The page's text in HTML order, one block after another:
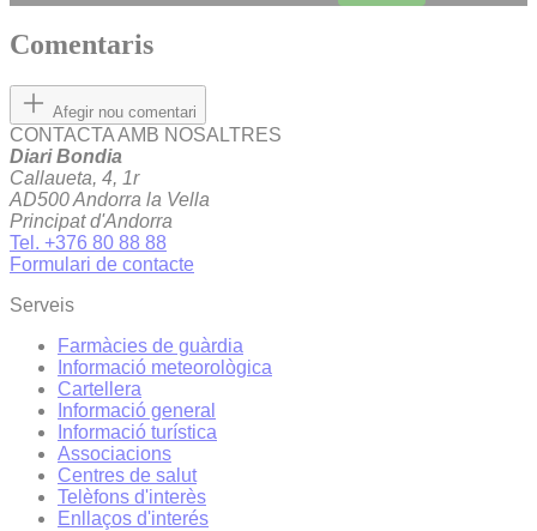
Comentaris
Afegir nou comentari
CONTACTA AMB NOSALTRES
Diari Bondia
Callaueta, 4, 1r
AD500 Andorra la Vella
Principat d'Andorra
Tel. +376 80 88 88
Formulari de contacte
Serveis
Farmàcies de guàrdia
Informació meteorològica
Cartellera
Informació general
Informació turística
Associacions
Centres de salut
Telèfons d'interès
Enllaços d'interés